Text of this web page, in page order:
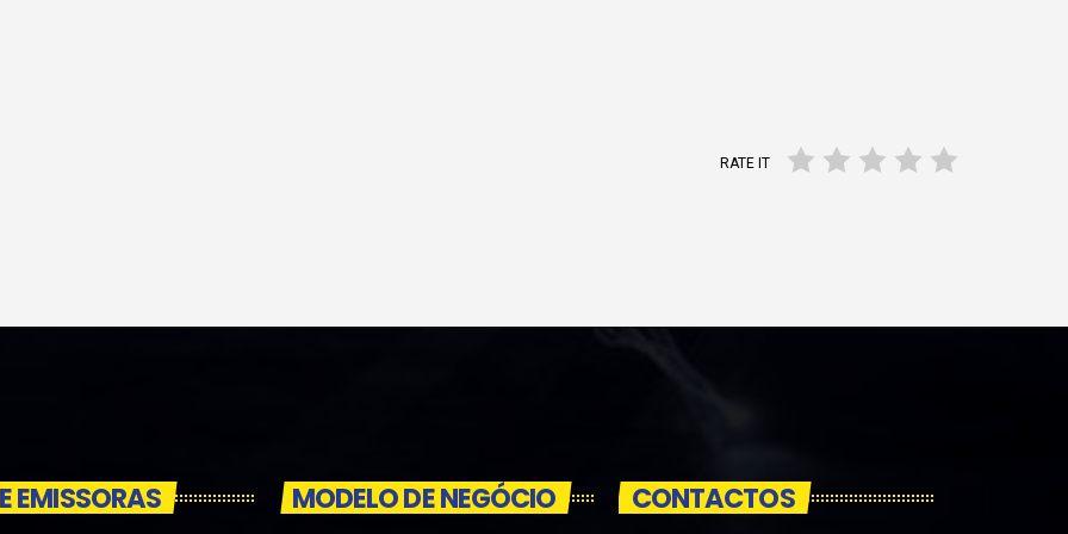
RATE IT
EMISSORAS MODELO DE NEGÓCIO CONTACTOS